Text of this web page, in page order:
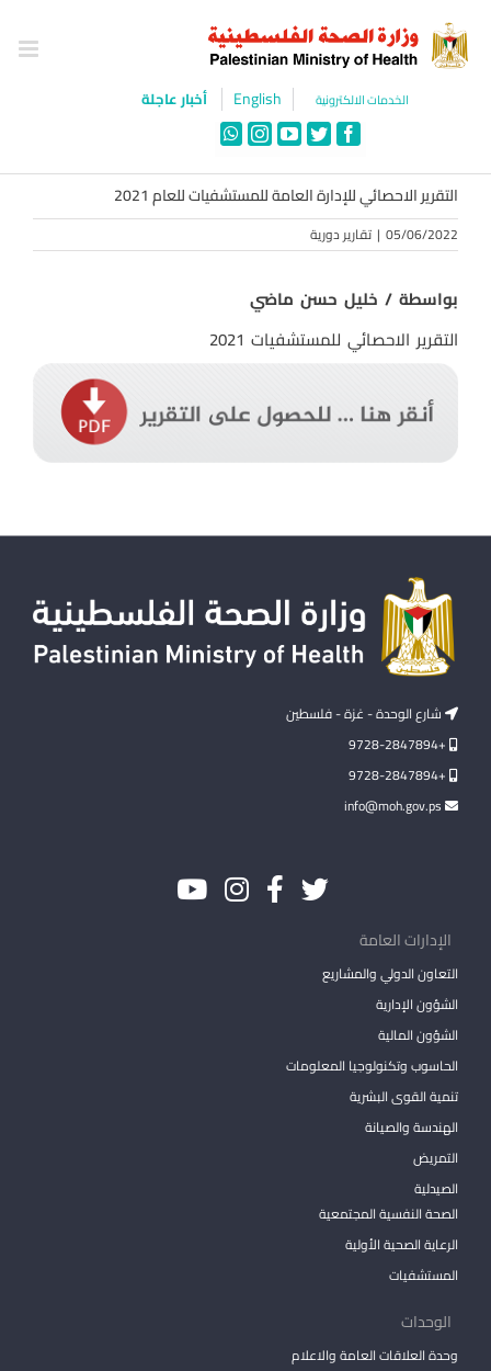
content
الخدمات الالكترونية English أخبار عاجلة
Facebook
Twitter
YouTube
Instagram
WhatsApp
التقرير الاحصائي للإدارة العامة للمستشفيات للعام 2021
05/06/2022
| تقارير دورية
بواسطة / خليل حسن ماضي
التقرير الاحصائي للمستشفيات 2021
شارع الوحدة - غزة - فلسطين
+9728-2847894
+9728-2847894
الإدارات العامة
التعاون الدولي والمشاريع
الشؤون الإدارية
الشؤون المالية
الحاسوب وتكنولوجيا المعلومات
تنمية القوى البشرية
الهندسة والصيانة
التمريض
الصيدلية
الصحة النفسية المجتمعية
الرعاية الصحية الأولية
المستشفيات
الوحدات
وحدة العلاقات العامة والاعلام